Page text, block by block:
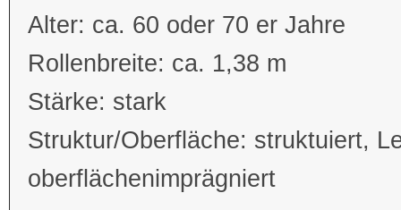
Alter: ca. 60 oder 70 er Jahre
Rollenbreite: ca. 1,38 m
Stärke: stark
Struktur/Oberfläche: struktuiert,
oberflächenimprägniert